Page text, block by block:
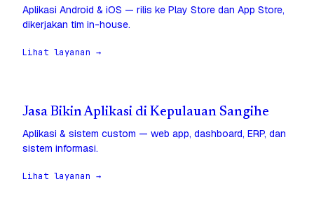
Aplikasi Android & iOS — rilis ke Play Store dan App Store,
dikerjakan tim in-house.
Lihat layanan →
Jasa Bikin Aplikasi di Kepulauan Sangihe
Aplikasi & sistem custom — web app, dashboard, ERP, dan
sistem informasi.
Lihat layanan →